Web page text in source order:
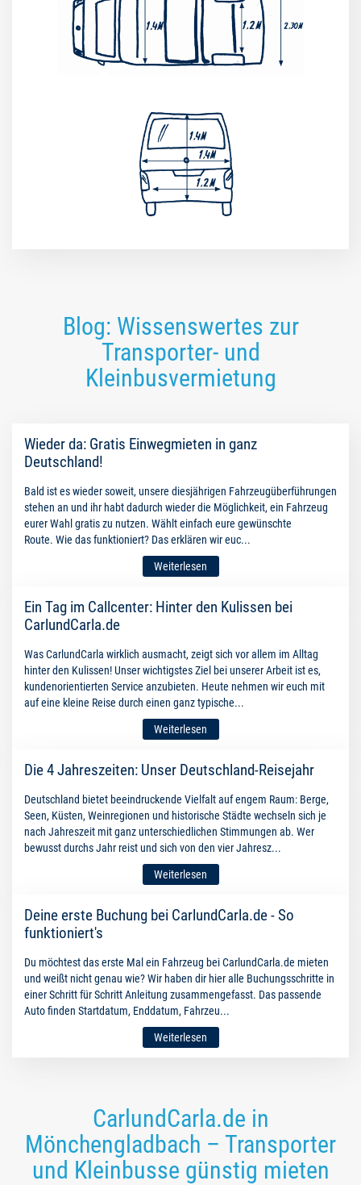
Blog: Wissenswertes zur
Transporter- und
Kleinbusvermietung
Wieder da: Gratis Einwegmieten in ganz
Deutschland!
Bald ist es wieder soweit, unsere diesjährigen Fahrzeugüberführungen
stehen an und ihr habt dadurch wieder die Möglichkeit, ein Fahrzeug
eurer Wahl gratis zu nutzen. Wählt einfach eure gewünschte
Route. Wie das funktioniert? Das erklären wir euc...
Weiterlesen
Ein Tag im Callcenter: Hinter den Kulissen bei
CarlundCarla.de
Was CarlundCarla wirklich ausmacht, zeigt sich vor allem im Alltag
hinter den Kulissen! Unser wichtigstes Ziel bei unserer Arbeit ist es,
kundenorientierten Service anzubieten. Heute nehmen wir euch mit
auf eine kleine Reise durch einen ganz typische...
Weiterlesen
Die 4 Jahreszeiten: Unser Deutschland-Reisejahr
Deutschland bietet beeindruckende Vielfalt auf engem Raum: Berge,
Seen, Küsten, Weinregionen und historische Städte wechseln sich je
nach Jahreszeit mit ganz unterschiedlichen Stimmungen ab. Wer
bewusst durchs Jahr reist und sich von den vier Jahresz...
Weiterlesen
Deine erste Buchung bei CarlundCarla.de - So
funktioniert's
Du möchtest das erste Mal ein Fahrzeug bei CarlundCarla.de mieten
und weißt nicht genau wie? Wir haben dir hier alle Buchungsschritte in
einer Schritt für Schritt Anleitung zusammengefasst. Das passende
Auto finden Startdatum, Enddatum, Fahrzeu...
Weiterlesen
CarlundCarla.de in
Mönchengladbach – Transporter
und Kleinbusse günstig mieten